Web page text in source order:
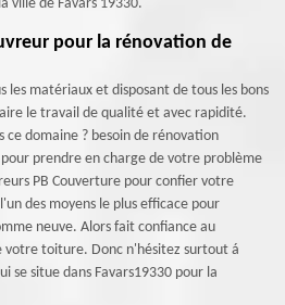
ville de Favars 19330.
pour la rénovation de
les matériaux et disposant de tous les bons
le travail de qualité et avec rapidité.
ce domaine ? besoin de rénovation
prendre en charge de votre problème
PB Couverture pour confier votre
des moyens le plus efficace pour
neuve. Alors fait confiance au
votre toiture. Donc n'hésitez surtout á
se situe dans Favars19330 pour la